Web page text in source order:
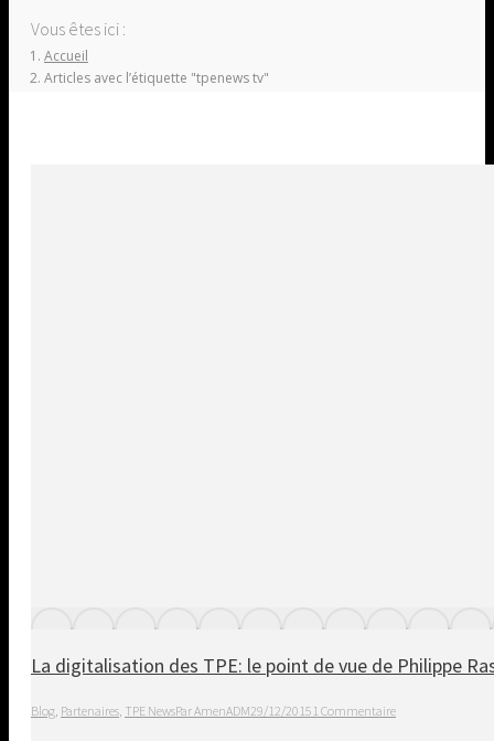
Vous êtes ici :
Accueil
Articles avec l’étiquette "tpenews tv"
La digitalisation des TPE: le point de vue de Philippe
Blog Partenaires TPE NewsParAmenADM29/12/2015 1 Commentaire